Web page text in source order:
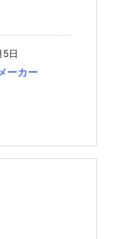
日
ーカー